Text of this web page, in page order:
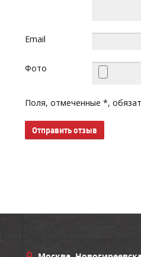
Email
Фото
Поля, отмеченные *,
Отправить отзыв